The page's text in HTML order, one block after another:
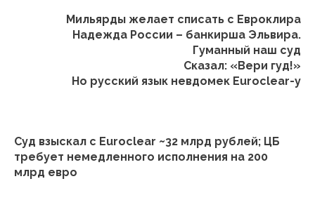
Мильярды желает списать с Евроклира
Надежда России – банкирша Эльвира.
Гуманный наш суд
Сказал: «Вери гуд!»
Но русский язык невдомек Euroclear-у
Суд взыскал с Euroclear ~32 млрд рублей; ЦБ
требует немедленного исполнения на 200
млрд евро